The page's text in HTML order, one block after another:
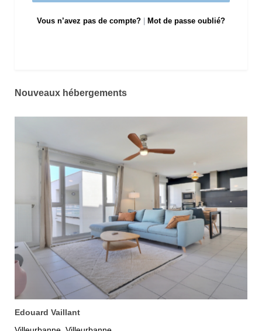
Vous n’avez pas de compte? Mot de passe oublié?
Nouveaux hébergements
Edouard Vaillant